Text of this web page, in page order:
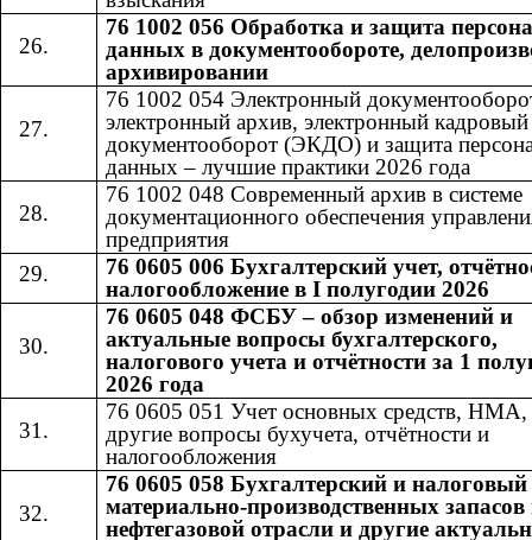
76 1002 056 Обработка и защита
данных в документообороте,
архивировании
76 1002 054 Электронный
электронный архив, электронный кадровый
документооборот (ЭКДО) и защита
данных – лучшие практики 2026 года
76 1002 048 Современный архив в системе
документационного обеспечения
предприятия
76 0605 006 Бухгалтерский учет,
налогообложение в I полугодии 2026
76 0605 048 ФСБУ – обзор изменений и
актуальные вопросы бухгалтерского,
налогового учета и отчётности за 1
2026 года
76 0605 051 Учет основных средств,
другие вопросы бухучета, отчётности и
налогообложения
76 0605 058 Бухгалтерский и налоговый
материально-производственных запасов
нефтегазовой отрасли и другие